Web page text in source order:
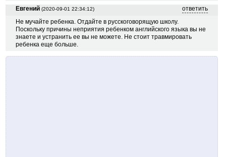
Евгений (2020-09-01 22:34:12)
ответить
Не мучайте ребенка. Отдайте в русскоговорящую школу.
Поскольку причины неприятия ребенком английского языка вы не
знаете и устранить ее вы не можете. Не стоит травмировать
ребенка еще больше.